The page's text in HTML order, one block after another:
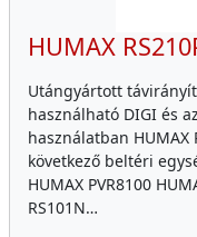
HUMAX
Utángyártott
használható DIGI és
használatban HUMAX
következő beltéri
HUMAX PVR8100
RS101N…